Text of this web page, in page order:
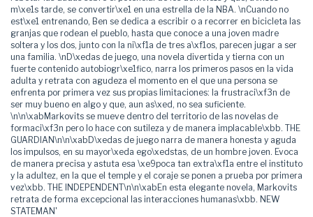
m\xe1s tarde, se convertir\xe1 en una estrella de la NBA. \nCuando no
est\xe1 entrenando, Ben se dedica a escribir o a recorrer en bicicleta las
granjas que rodean el pueblo, hasta que conoce a una joven madre
soltera y los dos, junto con la ni\xf1a de tres a\xf1os, parecen jugar a ser
una familia. \nD\xedas de juego, una novela divertida y tierna con un
fuerte contenido autobiogr\xe1fico, narra los primeros pasos en la vida
adulta y retrata con agudeza el momento en el que una persona se
enfrenta por primera vez sus propias limitaciones: la frustraci\xf3n de
ser muy bueno en algo y que, aun as\xed, no sea suficiente.
\n\n\xabMarkovits se mueve dentro del territorio de las novelas de
formaci\xf3n pero lo hace con sutileza y de manera implacable\xbb. THE
GUARDIAN\n\n\xabD\xedas de juego narra de manera honesta y aguda
los impulsos, en su mayor\xeda ego\xedstas, de un hombre joven. Evoca
de manera precisa y astuta esa \xe9poca tan extra\xf1a entre el instituto
y la adultez, en la que el temple y el coraje se ponen a prueba por primera
vez\xbb. THE INDEPENDENT\n\n\xabEn esta elegante novela, Markovits
retrata de forma excepcional las interacciones humanas\xbb. NEW
STATEMAN'